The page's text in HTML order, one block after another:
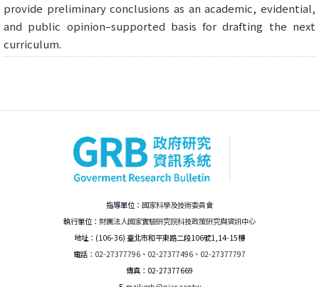
provide preliminary conclusions as an academic, evidential,
and public opinion–supported basis for drafting the next
curriculum.
指導單位： 國家科學及技術委員會
執行單位： 財團法人國家實驗研究院科技政策研究與資訊中心
地址：(106-36) 臺北市和平東路二段106號1,14-15樓
電話： 02-27377796 、 02-27377496 、 02-27377797
傳真：02-27377669